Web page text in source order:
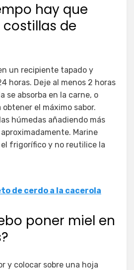
hay que
de
un recipiente tapado y
horas. Deje al menos 2 horas
se absorba en la carne, o
el máximo sabor.
húmedas añadiendo más
Marine
frigorífico y no reutilice la
de cerdo a la cacerola
poner miel en
y colocar sobre una hoja